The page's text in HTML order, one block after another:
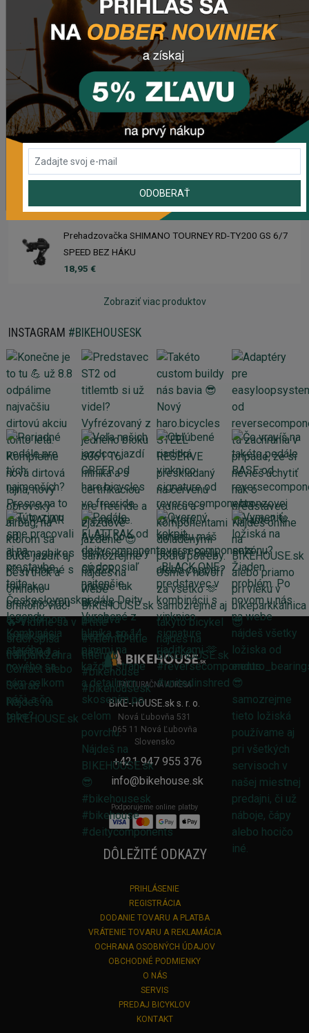
Sedlo CHROMAG TRAILMASTER DT V2
90,50 €
Rebuild kit pedálov CHROMAG SYNTH
40,95 €
Náhradný gumový diel pre košík CRUSSIS YBC-01
Prehadzovačka SHIMANO TOURNEY RD-TY200 GS 6/7
SPEED BEZ HÁKU
18,95 €
Zobraziť viac produktov
INSTAGRAM #BIKEHOUSESK
FAKTURAČNÁ ADRESA
BIKE-HOUSE.sk s. r. o.
Nová Ľubovňa 531
065 11 Nová Ľubovňa
Slovensko
+421 947 955 376
info@bikehouse.sk
Podporujeme online platby
DÔLEŽITÉ ODKAZY
PRIHLÁSENIE
REGISTRÁCIA
DODANIE TOVARU A PLATBA
VRÁTENIE TOVARU A REKLAMÁCIA
OCHRANA OSOBNÝCH ÚDAJOV
OBCHODNÉ PODMIENKY
O NÁS
SERVIS
PREDAJ BICYKLOV
KONTAKT
ODOBERAŤ